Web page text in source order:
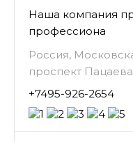
Наша компания
профессиона
Россия,
проспект
+7495-926-2654